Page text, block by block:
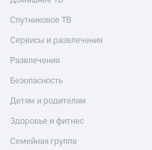
Спутниковое ТВ
Сервисы и развлечения
Развлечения
Безопасность
Детям и родителям
Здоровье и фитнес
Семейная группа